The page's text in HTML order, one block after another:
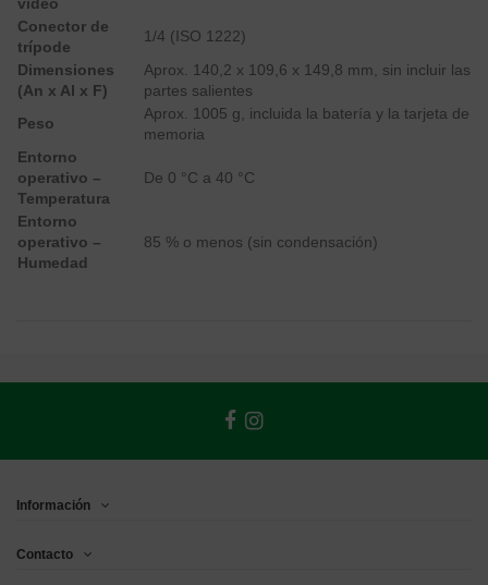
vídeo
Conector de
trípode
1/4 (ISO 1222)
Dimensiones
(An x Al x F)
Aprox. 140,2 x 109,6 x 149,8 mm, sin incluir las
partes salientes
Peso
Aprox. 1005 g, incluida la batería y la tarjeta de
memoria
Entorno
operativo –
Temperatura
De 0 °C a 40 °C
Entorno
operativo –
Humedad
85 % o menos (sin condensación)
Información
Contacto